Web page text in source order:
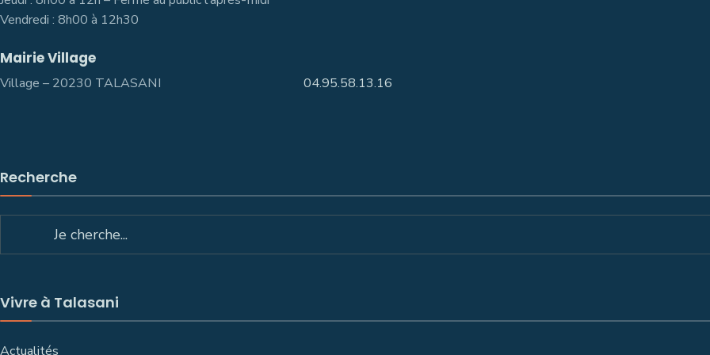
Vendredi : 8h00 à 12h30
Mairie Village
Village – 20230 TALASANI 04.95.58.13.16
Recherche
Vivre à Talasani
Actualités